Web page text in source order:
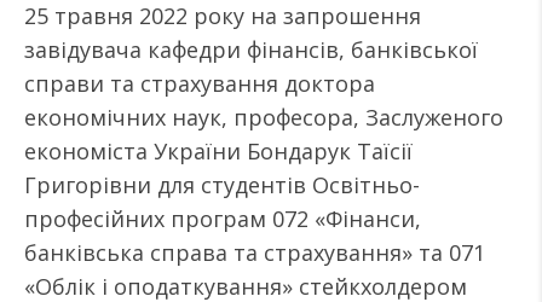
25 травня 2022 року на запрошення
завідувача кафедри фінансів, банківської
справи та страхування доктора
економічних наук, професора, Заслуженого
економіста України Бондарук Таїсії
Григорівни для студентів Освітньо-
професійних програм 072 «Фінанси,
банківська справа та страхування» та 071
«Облік і оподаткування» стейкхолдером